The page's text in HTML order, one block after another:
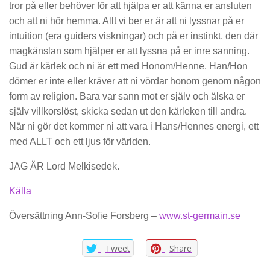
tror på eller behöver för att hjälpa er att känna er ansluten
och att ni hör hemma. Allt vi ber er är att ni lyssnar på er
intuition (era guiders viskningar) och på er instinkt, den där
magkänslan som hjälper er att lyssna på er inre sanning.
Gud är kärlek och ni är ett med Honom/Henne. Han/Hon
dömer er inte eller kräver att ni vördar honom genom någon
form av religion. Bara var sann mot er själv och älska er
själv villkorslöst, skicka sedan ut den kärleken till andra.
När ni gör det kommer ni att vara i Hans/Hennes energi, ett
med ALLT och ett ljus för världen.
JAG ÄR Lord Melkisedek.
Källa
Översättning Ann-Sofie Forsberg – www.st-germain.se
Tweet Share